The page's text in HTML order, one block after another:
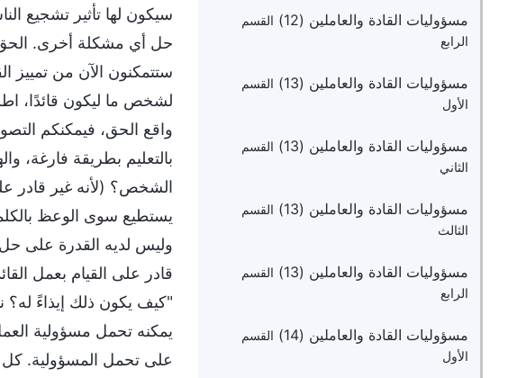
مسؤوليات القادة والعاملين (12)
القسم
الرابع
مسؤوليات القادة والعاملين (13)
القسم
الأول
مسؤوليات القادة والعاملين (13)
القسم
الثاني
مسؤوليات القادة والعاملين (13)
القسم
الثالث
مسؤوليات القادة والعاملين (13)
القسم
الرابع
مسؤوليات القادة والعاملين (14)
القسم
الأول
سيكون لها تأثير تشجيع
حل أي مشكلة أخرى. الحق
ستتمكنون الآن من تمييز
لشخص ما ليكون قائدًا،
واقع الحق، فيمكنكم
بالتعليم بطريقة فارغة،
الشخص؟ (لأنه غير قادر
يستطيع سوى الوعظ
وليس لديه القدرة على حل
قادر على القيام بعمل
"كيف يكون ذلك إيذاءً له؟
يمكنه تحمل مسؤولية
على تحمل المسؤولية. كل